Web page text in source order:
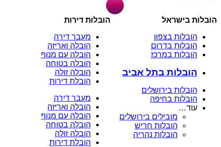
הובלות בישראל
הובלות בצפון
הובלות בדרום
הובלות במרכז
הובלות בתל אביב
הובלות בירושלים
הובלות בחיפה
עוד…
מובילים בירושלים
הובלות חריש
הובלות נהריה
הובלות דירות
מעבר דירה
הובלה ואריזה
הובלה עם מנוף
הובלה בטוחה
הובלה זולה
הובלת דירות
מעבר דירה
הובלה ואריזה
הובלה עם מנוף
הובלה בטוחה
הובלה זולה
הובלת דירות